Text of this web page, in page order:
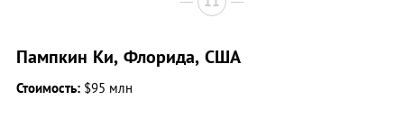
Пампкин Ки, Флорида, США
Стоимость: $95 млн